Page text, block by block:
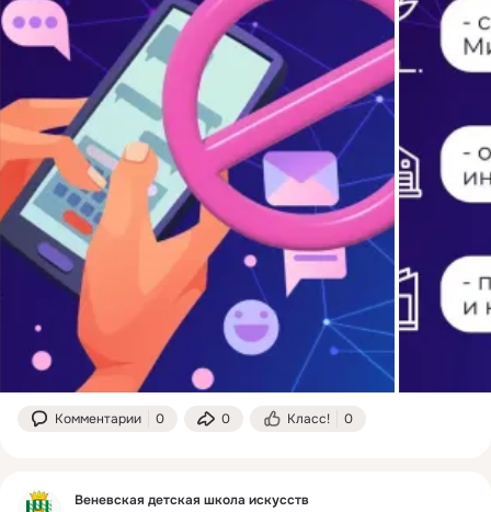
Комментарии 0 0 Класс! 0
Веневская детская школа искусств